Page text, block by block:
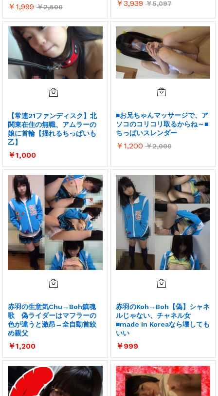
￥ 1,999 ￥2,500 ￥3,939 ￥5,097
【常連21ファンディスク】北
関東在住の無職、アムラーの
娘に首輪【揺れるちっぱいも
乙】
￥1,000
■お兄ちゃんマッサージで、ア
ソコのコリコリ取るからね～■
ちっぱいスレンダー
￥ 1,200 ￥2,000
赤羽の生意気Chu→Boh鎮魂
歌 偽ライダーはマフラーの
色が違うと激昂→全自動首絞
め親父
￥1,200
赤羽のKoh→Boh【偽】シャネ
ルじゃない、チャネル女
■made in Koreaなら壊しても
いい
￥999